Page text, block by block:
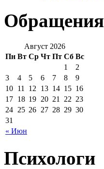
Обращения
Август 2026
Пн Вт Ср Чт Пт Сб Вс
« Июн
1
2
3
4 5 6 7 8
9
10 11 12 13 14 15 16
17 18 19 20 21 22 23
24 25 26 27 28 29 30
31
Психологи